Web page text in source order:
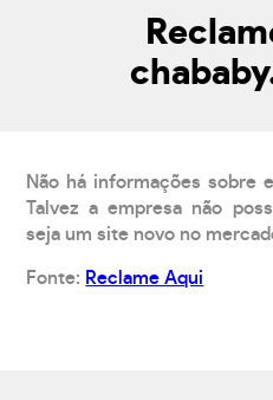
Não há informações sobre
Talvez a empresa não
seja um site novo no
Fonte: Reclame Aqui